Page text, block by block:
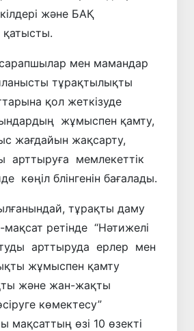
және БАҚ
қатысты.
мен мамандар
тұрақтылықты
қол жеткізуде
жұмыспен қамту,
жағдайын жақсарту,
арттыруға мемлекеттік
көңіл блінгенін бағалады.
тұрақты даму
ретінде “Нәтижелі
арттыруда ерлер мен
жұмыспен қамту
және жан-жақты
көмектесу”
мақсаттың өзі 10 өзекті